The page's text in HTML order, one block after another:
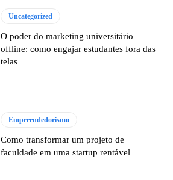
Uncategorized
O poder do marketing universitário
offline: como engajar estudantes fora das
telas
Empreendedorismo
Como transformar um projeto de
faculdade em uma startup rentável